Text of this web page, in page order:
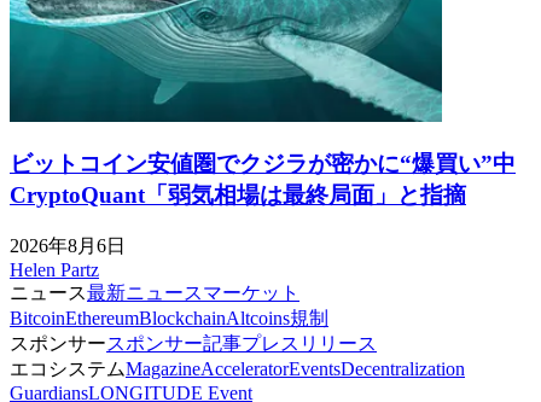
ビットコイン安値圏でクジラが密かに“爆買い”中
CryptoQuant「弱気相場は最終局面」と指摘
2026年8月6日
Helen Partz
ニュース最新ニュースマーケット
BitcoinEthereumBlockchainAltcoins規制
スポンサースポンサー記事プレスリリース
エコシステムMagazineAcceleratorEventsDecentralization
GuardiansLONGITUDE Event